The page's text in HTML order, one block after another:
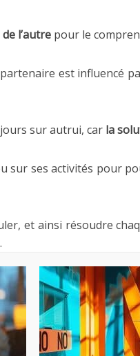
l’autre pour le
est influencé
sur autrui, car la
sur ses activités pour
et ainsi résoudre